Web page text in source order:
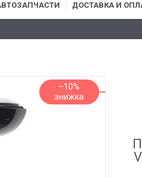
ДОСТАВКА И
–10%